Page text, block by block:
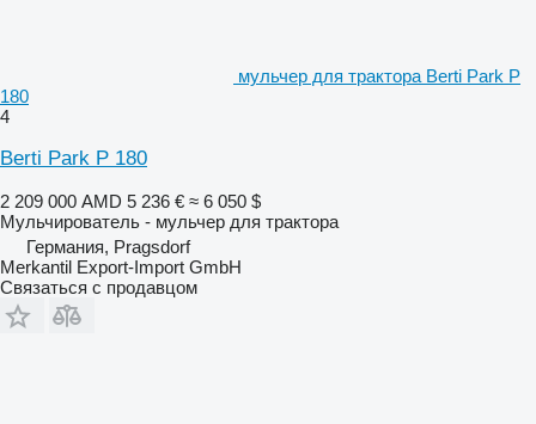
мульчер для трактора Berti Park P
180
4
Berti Park P 180
2 209 000 AMD 5 236 € ≈ 6 050 $
Мульчирователь - мульчер для трактора
Германия, Pragsdorf
Merkantil Export-Import GmbH
Связаться с продавцом